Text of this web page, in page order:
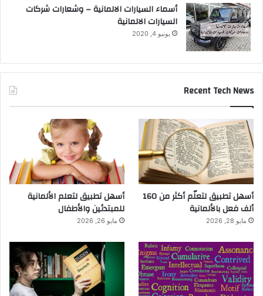
أسماء السيارات الالمانية – وشعارات شركات
السيارات الالمانية
يونيو 4, 2020
Recent Tech News
أسهل تطبيق لتعلّم أكثر من 160
ألف فعل بالألمانية
مايو 28, 2026
أسهل تطبيق لتعلم الألمانية
للمبتدئين والأطفال
مايو 26, 2026